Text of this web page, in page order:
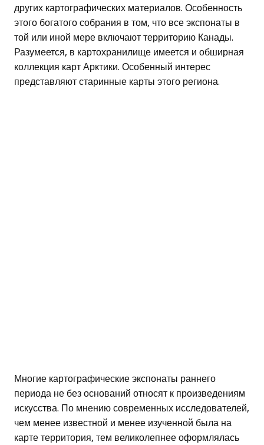
других картографических материалов. Особенность
этого богатого собрания в том, что все экспонаты в
той или иной мере включают территорию Канады.
Разумеется, в картохранилище имеется и обширная
коллекция карт Арктики. Особенный интерес
представляют старинные карты этого региона.
Многие картографические экспонаты раннего
периода не без оснований относят к произведениям
искусства. По мнению современных исследователей,
чем менее известной и менее изученной была на
карте территория, тем великолепнее оформлялась